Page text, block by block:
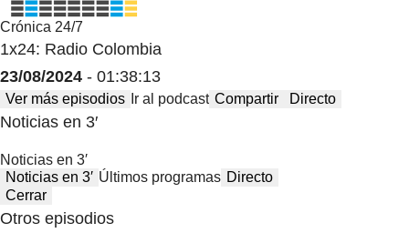
Crónica 24/7
1x24: Radio Colombia
23/08/2024 - 01:38:13
Ver más episodios Ir al podcast Compartir Directo
Noticias en 3′
Noticias en 3′
Noticias en 3′ Últimos programas Directo
Cerrar
Otros episodios